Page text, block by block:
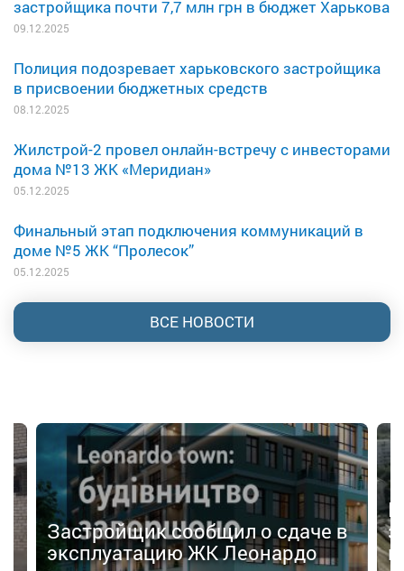
застройщика почти 7,7 млн грн в бюджет Харькова
09.12.2025
Полиция подозревает харьковского застройщика
в присвоении бюджетных средств
08.12.2025
Жилстрой-2 провел онлайн-встречу с инвесторами
дома №13 ЖК «Меридиан»
05.12.2025
Финальный этап подключения коммуникаций в
доме №5 ЖК “Пролесок”
05.12.2025
ВСЕ НОВОСТИ
Застройщик сообщил о сдаче в
эксплуатацию ЖК Леонардо